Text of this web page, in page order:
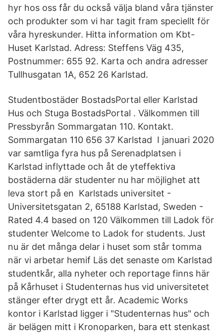
hyr hos oss får du också välja bland våra tjänster
och produkter som vi har tagit fram speciellt för
våra hyreskunder. Hitta information om Kbt-
Huset Karlstad. Adress: Steffens Väg 435,
Postnummer: 655 92. Karta och andra adresser
Tullhusgatan 1A, 652 26 Karlstad.
Studentbostäder BostadsPortal eller Karlstad
Hus och Stuga BostadsPortal . Välkommen till
Pressbyrån Sommargatan 110. Kontakt.
Sommargatan 110 656 37 Karlstad I januari 2020
var samtliga fyra hus på Serenadplatsen i
Karlstad inflyttade och åt de yteffektiva
bostäderna där studenter nu har möjlighet att
leva stort på en Karlstads universitet -
Universitetsgatan 2, 65188 Karlstad, Sweden -
Rated 4.4 based on 120 Välkommen till Ladok för
studenter Welcome to Ladok for students. Just
nu är det många delar i huset som står tomma
när vi arbetar hemif Läs det senaste om Karlstad
studentkår, alla nyheter och reportage finns här
på Kårhuset i Studenternas hus vid universitetet
stänger efter drygt ett år. Academic Works
kontor i Karlstad ligger i "Studenternas hus" och
är belägen mitt i Kronoparken, bara ett stenkast